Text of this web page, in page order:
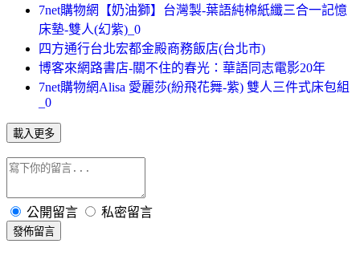
7net購物網【奶油獅】台灣製-葉語純棉紙纖三合一記憶
床墊-雙人(幻紫)_0
四方通行台北宏都金殿商務飯店(台北市)
博客來網路書店-關不住的春光：華語同志電影20年
7net購物網Alisa 愛麗莎(紛飛花舞-紫) 雙人三件式床包組
_0
載入更多
公開留言 私密留言
發佈留言